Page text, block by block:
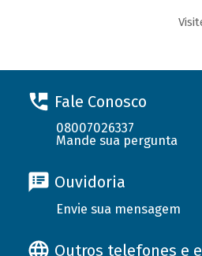
Fale Conosco
08007026337
Mande sua pergunta
Ouvidoria
Envie sua mensagem
Outros telefones e